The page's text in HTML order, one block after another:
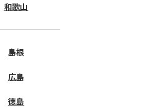
和歌山
島根
広島
徳島